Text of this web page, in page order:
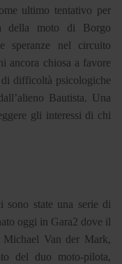
ultimo tentativo per
della moto di Borgo
speranze nel circuito
ancora chiosa a favore
difficoltà psicologiche
Bautista. Una
gli interessi di chi
sono state una serie di
oggi in Gara2 dove il
Michael Van der Mark,
del duo moto-pilota,